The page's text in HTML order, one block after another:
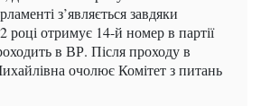
з’являється завдяки
отримує 14-й номер в партії
в ВР. Після проходу в
очолює Комітет з питань